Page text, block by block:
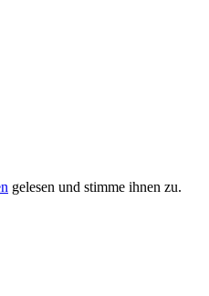
gelesen und stimme ihnen zu.